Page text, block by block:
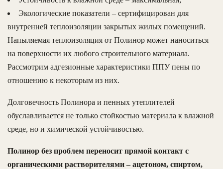
Экологические показатели – сертифицирован для
внутренней теплоизоляции закрытых жилых помещений.
Напыляемая теплоизоляция от Полинор может наноситься
на поверхности их любого строительного материала.
Рассмотрим адгезионные характеристики ППУ пены по
отношению к некоторым из них.
Долговечность Полинора и пенных утеплителей
обуславливается не только стойкостью материала к влажной
среде, но и химической устойчивостью.
Полинор без проблем переносит прямой контакт с
органическими растворителями – ацетоном, спиртом,